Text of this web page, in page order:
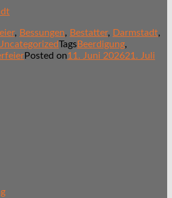
, Bessungen, Bestatter, Darmstadt,
TagsBeerdigung,
Posted on11. Juni 202621. Juli